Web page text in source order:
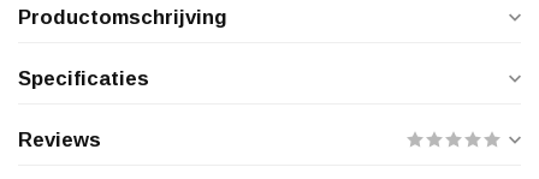
Productomschrijving
Specificaties
Reviews